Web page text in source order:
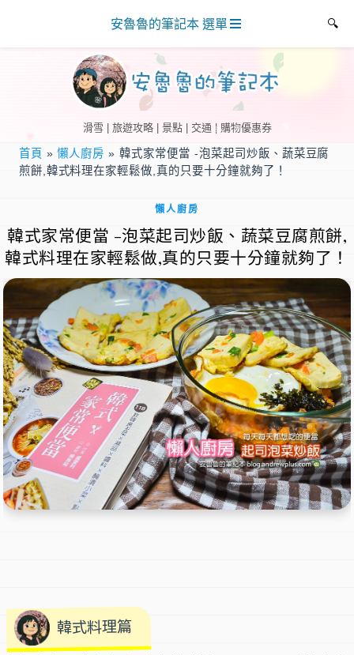
滑雪 | 旅遊攻略 | 景點 | 交通 | 購物優惠券
安魯魯的筆記本 選單
首頁 »懶人廚房 »韓式家常便當 -泡菜起司炒飯、蔬菜豆腐
煎餅,韓式料理在家輕鬆做,真的只要十分鐘就夠了！
懶人廚房
韓式家常便當 -泡菜起司炒飯、蔬菜豆腐煎餅,
韓式料理在家輕鬆做,真的只要十分鐘就夠了！
韓式料理篇